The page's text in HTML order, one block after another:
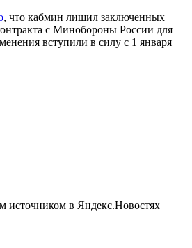
, что кабмин лишил заключенных
с Минобороны России для
вступили в силу с 1 января
источником в Яндекс.Новостях